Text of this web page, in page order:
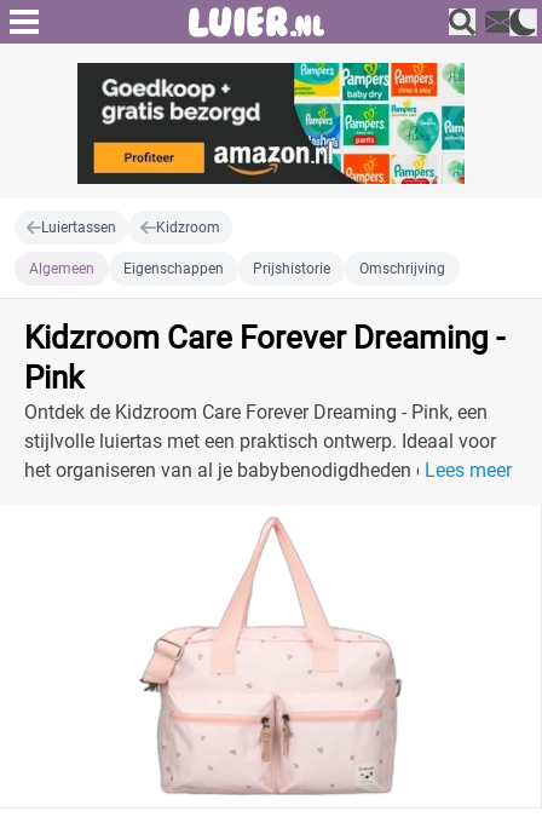
Luiertassen Kidzroom
Algemeen Eigenschappen Prijshistorie Omschrijving
Kidzroom Care Forever Dreaming -
Pink
Ontdek de Kidzroom Care Forever Dreaming - Pink, een
stijlvolle luiertas met een praktisch ontwerp. Ideaal voor
het organiseren van al je babybenodigdheden enLees meer